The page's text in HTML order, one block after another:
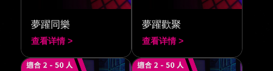
夢躍同樂
查看详情 >
夢躍歡聚
查看详情 >